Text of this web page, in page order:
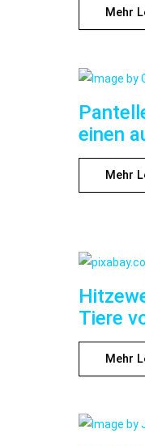
Mehr
einen
Mehr
Tiere
Mehr